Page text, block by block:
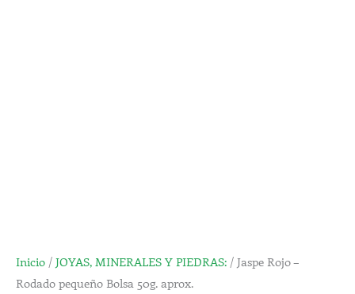
Inicio / JOYAS, MINERALES Y PIEDRAS: / Jaspe Rojo –
Rodado pequeño Bolsa 50g. aprox.